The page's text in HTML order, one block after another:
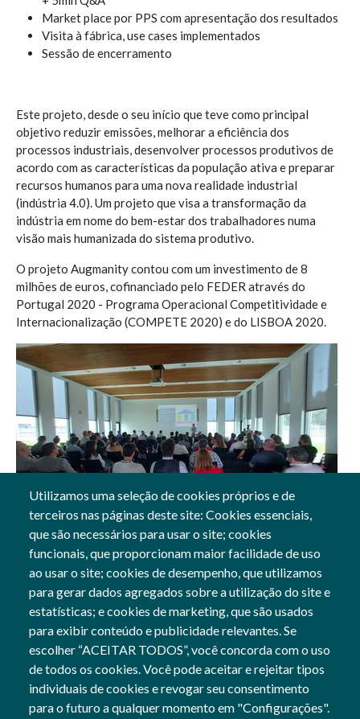
Market place por PPS com apresentação dos resultados
Visita à fábrica, use cases implementados
Sessão de encerramento
Este projeto, desde o seu início que teve como principal
objetivo reduzir emissões, melhorar a eficiência dos
processos industriais, desenvolver processos produtivos de
acordo com as características da população ativa e preparar
recursos humanos para uma nova realidade industrial
(indústria 4.0). Um projeto que visa a transformação da
indústria em nome do bem-estar dos trabalhadores numa
visão mais humanizada do sistema produtivo.
O projeto Augmanity contou com um investimento de 8
milhões de euros, cofinanciado pelo FEDER através do
Portugal 2020 - Programa Operacional Competitividade e
Internacionalização (COMPETE 2020) e do LISBOA 2020.
30 Jun, 2023
Gerais
Siga-nos
Utilizamos uma seleção de cookies próprios e de
terceiros nas páginas deste site: Cookies essenciais,
que são necessários para usar o site; cookies
funcionais, que proporcionam maior facilidade de uso
ao usar o site; cookies de desempenho, que utilizamos
para gerar dados agregados sobre a utilização do site e
estatísticas; e cookies de marketing, que são usados
para exibir conteúdo e publicidade relevantes. Se
escolher “ACEITAR TODOS”, você concorda com o uso
de todos os cookies. Você pode aceitar e rejeitar tipos
individuais de cookies e revogar seu consentimento
para o futuro a qualquer momento em "Configurações".
Social Networks
Cofinanciado por: